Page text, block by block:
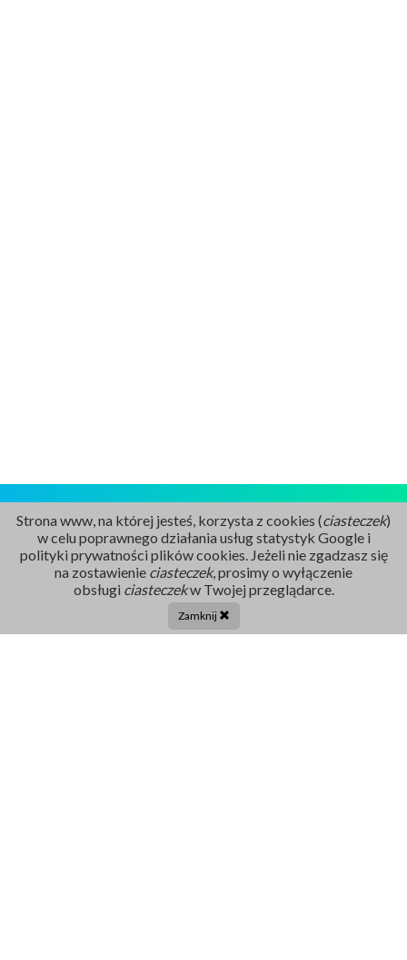
Rejestracja
Tel. centrala:
Strona www, na której jesteś, korzysta z cookies (ciasteczek)
w celu poprawnego działania usług statystyk Google i
polityki prywatności plików cookies. Jeżeli nie zgadzasz się
na zostawienie ciasteczek, prosimy o wyłączenie
obsługi ciasteczekw Twojej przeglądarce.
Zamknij